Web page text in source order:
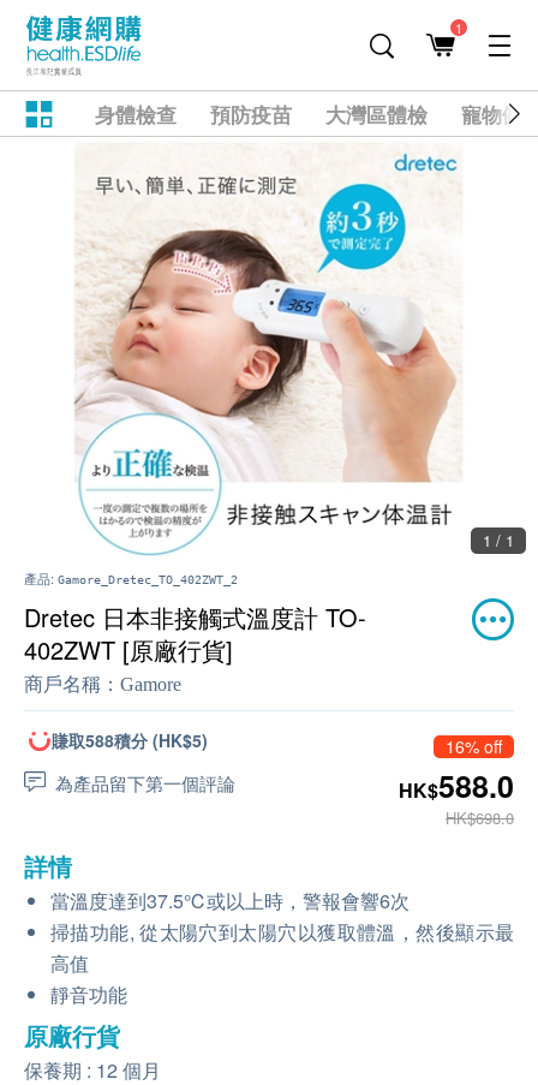
1
身體檢查 預防疫苗 大灣區體檢 寵物健
1 / 1
產品: Gamore_Dretec_TO_402ZWT_2
Dretec 日本非接觸式溫度計 TO-
402ZWT [原廠行貨]
商戶名稱： Gamore
賺取588積分 (HK$5)
為產品留下第一個評論
16% off
HK$588.0
HK$698.0
詳情
當溫度達到37.5℃或以上時，警報會響6次
掃描功能, 從太陽穴到太陽穴以獲取體溫，然後顯示最
高值
靜音功能
原廠行貨
保養期 : 12 個月